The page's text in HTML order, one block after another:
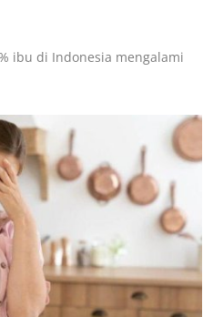
ibu di Indonesia mengalami